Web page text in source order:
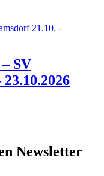
SV
Newsletter